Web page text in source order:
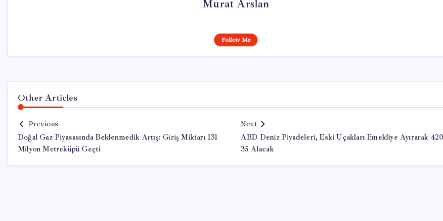
Murat Arslan
Follow Me
Other Articles
Previous
Doğal Gaz Piyasasında Beklenmedik Artış: Giriş Miktarı 131
Milyon Metreküpü Geçti
Next
ABD Deniz Piyadeleri, Eski Uçakları Emekliye Ayırarak
35 Alacak